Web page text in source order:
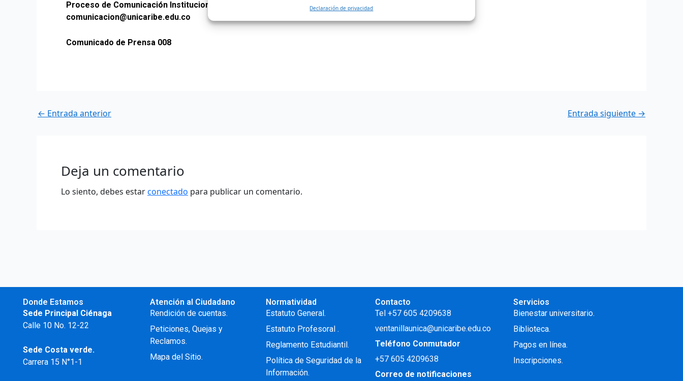
Declaración de privacidad
Proceso de Comunicación Institucional
comunicacion@unicaribe.edu.co
Comunicado de Prensa 008
← Entrada anterior Entrada siguiente →
Deja un comentario
Lo siento, debes estarconectado para publicar un comentario.
Donde Estamos
Sede Principal Ciénaga
Calle 10 No. 12-22
Sede Costa verde.
Carrera 15 N°1-1
Atención al Ciudadano
Rendición de cuentas.
Peticiones, Quejas y
Reclamos.
Mapa del Sitio.
Normatividad
Estatuto General.
Estatuto Profesoral .
Reglamento Estudiantil.
Política de Seguridad de la
Información.
Contacto
Tel +57 605 4209638
ventanillaunica@unicaribe.edu.co
Teléfono Conmutador
+57605 4209638
Correo de notificaciones
Servicios
Bienestar universitario.
Biblioteca.
Pagos en línea.
Inscripciones.